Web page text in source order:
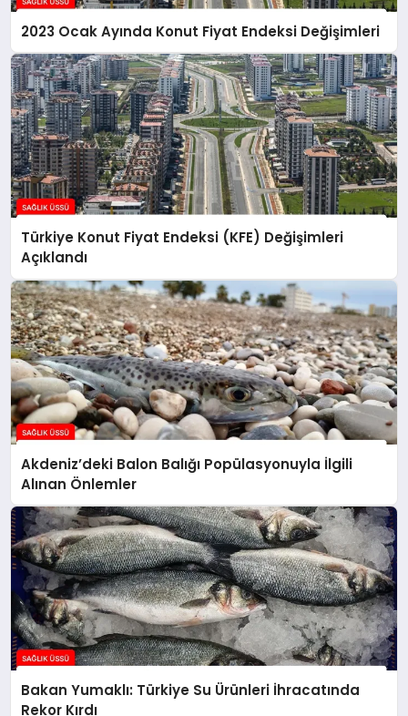
2023 Ocak Ayında Konut Fiyat Endeksi Değişimleri
Türkiye Konut Fiyat Endeksi (KFE) Değişimleri
Açıklandı
Akdeniz’deki Balon Balığı Popülasyonuyla İlgili
Alınan Önlemler
Bakan Yumaklı: Türkiye Su Ürünleri İhracatında
Rekor Kırdı